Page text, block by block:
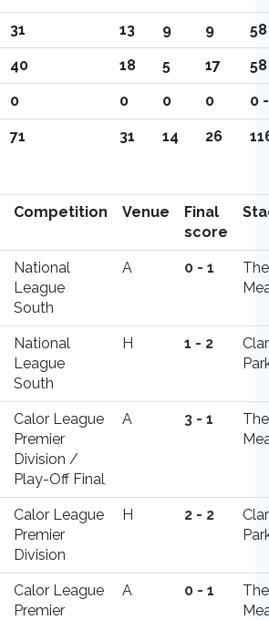
31 13 9 9
40 18 5 17
0 0 0 0 0
71 31 14 26
Competition Venue
Final
score
National
League
South
A 0 - 1
The
National
League
South
H 1 - 2
Calor League
Premier
Division /
Play-Off Final
A 3 - 1
The
Calor League
Premier
Division
H 2 - 2
Calor League
Premier
A 0 - 1
The